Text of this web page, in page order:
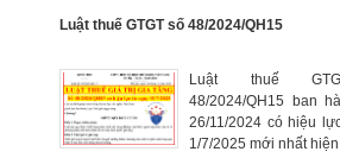
Luật thuế GTGT số 48/2024/QH15
Luật thuế
48/2024/QH15 ban
26/11/2024 có hiệu
1/7/2025 mới nhất